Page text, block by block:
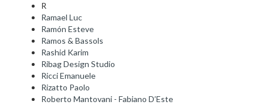
R
Ramael Luc
Ramón Esteve
Ramos & Bassols
Rashid Karim
Ribag Design Studio
Ricci Emanuele
Rizatto Paolo
Roberto Mantovani - Fabiano D’Este